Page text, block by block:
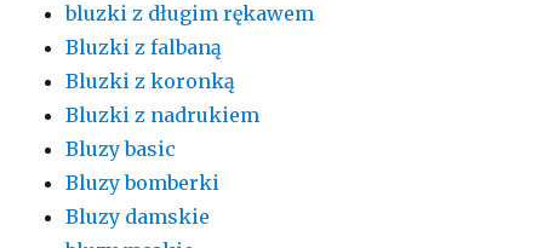
bluzki z długim rękawem
Bluzki z falbaną
Bluzki z koronką
Bluzki z nadrukiem
Bluzy basic
Bluzy bomberki
Bluzy damskie